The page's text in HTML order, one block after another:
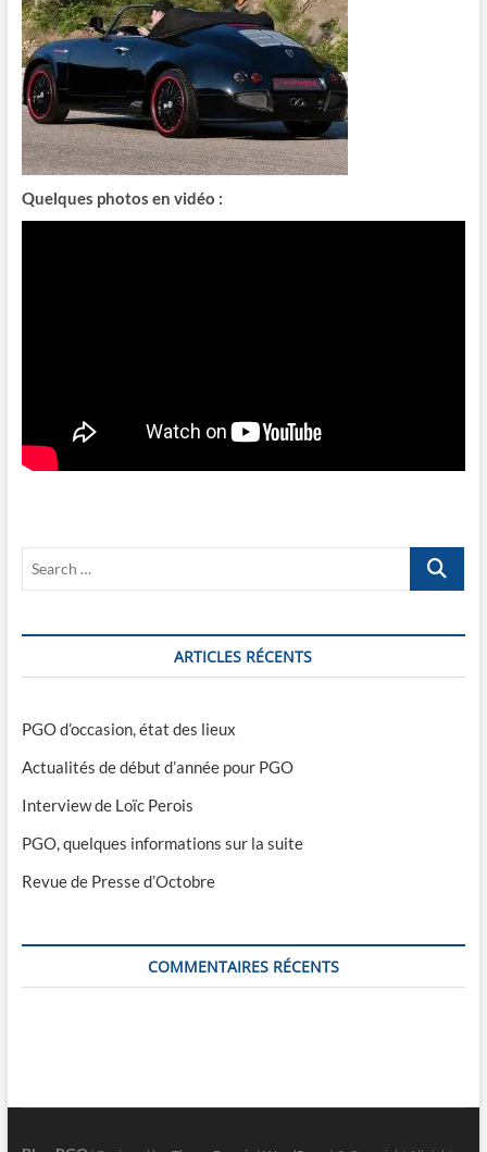
Quelques photos en vidéo :
Search
ARTICLES RÉCENTS
PGO d’occasion, état des lieux
Actualités de début d’année pour PGO
Interview de Loïc Perois
PGO, quelques informations sur la suite
Revue de Presse d’Octobre
COMMENTAIRES RÉCENTS